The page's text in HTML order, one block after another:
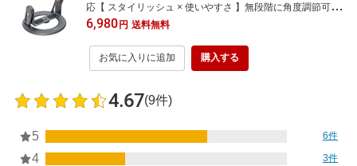
応【 スタイリッシュ × 使いやすさ 】無段階に角度調節可能
小型 ミニ コンパクト 三脚 おしゃれ 日本ブランド
6,980円 送料無料
お気に入りに追加 購入する
4.67(9件)
5 6件
4 3件